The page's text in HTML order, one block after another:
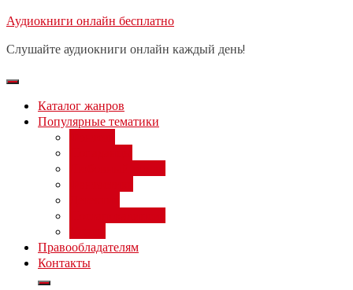
Перейти
содержимому
Аудиокниги онлайн бесплатно
Слушайте аудиокниги онлайн каждый день!
Каталог жанров
Популярные тематики
Правообладателям
Контакты
Бесплатный вебинар: заработок
день